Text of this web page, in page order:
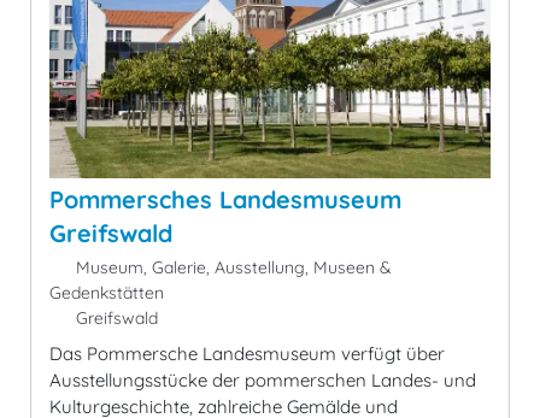
Pommersches Landesmuseum
Greifswald
Museum, Galerie, Ausstellung, Museen &
Gedenkstätten
Greifswald
Das Pommersche Landesmuseum verfügt über
Ausstellungsstücke der pommerschen Landes- und
Kulturgeschichte, zahlreiche Gemälde und